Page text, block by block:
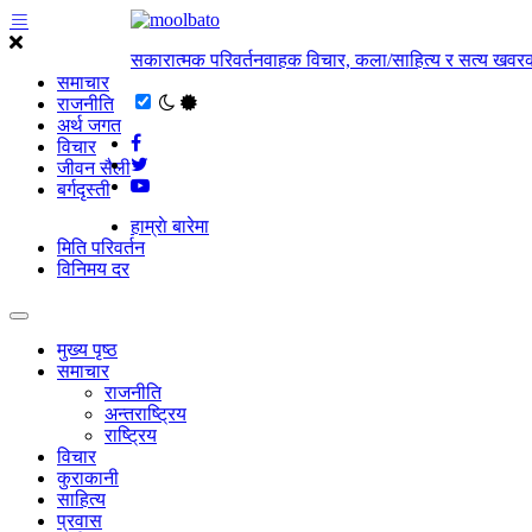
समाचार
राजनीति
अर्थ जगत
विचार
जीवन सैली
बर्गदृस्ती
सकारात्मक परिवर्तनवाहक विचार, कला/साहित्य र सत्य
हाम्राे बारेमा
मिति परिवर्तन
विनिमय दर
मुख्य पृष्ठ
समाचार
राजनीति
अन्तराष्ट्रिय
राष्ट्रिय
विचार
कुराकानी
साहित्य
प्रवास